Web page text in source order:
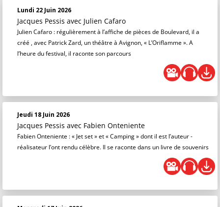
Lundi 22 Juin 2026
Jacques Pessis avec Julien Cafaro
Julien Cafaro : régulièrement à l’affiche de pièces de Boulevard, il a
créé , avec Patrick Zard, un théâtre à Avignon, « L’Oriflamme ». A
l’heure du festival, il raconte son parcours
Jeudi 18 Juin 2026
Jacques Pessis avec Fabien Onteniente
Fabien Onteniente : « Jet set » et « Camping » dont il est l’auteur -
réalisateur l’ont rendu célèbre. Il se raconte dans un livre de souvenirs